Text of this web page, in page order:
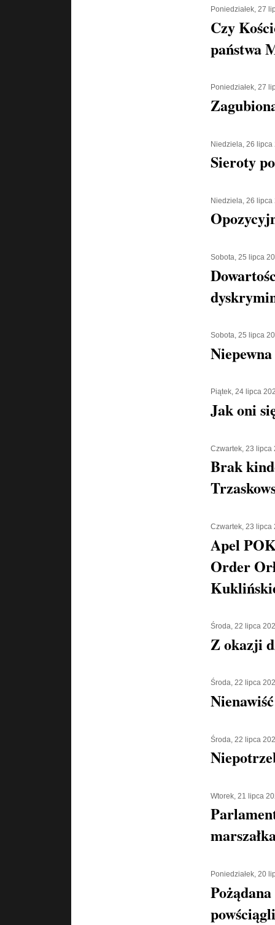
Poniedziałek, 27
Czy
państwa
Poniedziałek, 27
Niedziela, 26 lipca
Sieroty
Niedziela, 26 lipca
Sobota, 25 lipca
Sobota, 25 lipca
Piątek, 24 lipca
Jak oni
Czwartek, 23 lipca
Brak
Czwartek, 23 lipca
Apel
Order
Środa, 22 lipca
Z okazji
Środa, 22 lipca
Środa, 22 lipca
Wtorek, 21 lipca
Poniedziałek, 20